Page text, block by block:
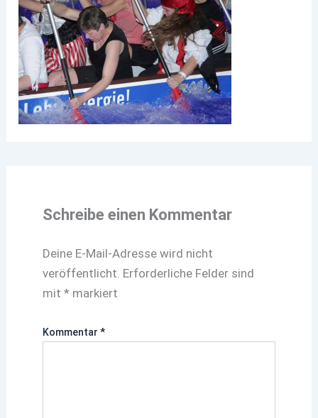
Schreibe einen Kommentar
Deine E-Mail-Adresse wird nicht
veröffentlicht. Erforderliche Felder sind
mit* markiert
Kommentar*